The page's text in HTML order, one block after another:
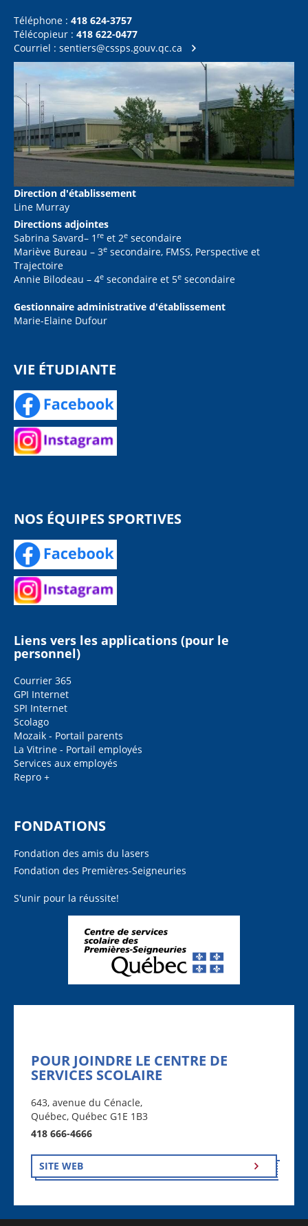
Téléphone : 418 624-3757
Télécopieur : 418 622-0477
Courriel : sentiers@cssps.gouv.qc.ca
Direction d'établissement
Line Murray
Directions adjointes
Sabrina Savard– 1 re et 2e secondaire
Mariève Bureau – 3e secondaire, FMSS, Perspective et
Trajectoire
Annie Bilodeau – 4e secondaire et 5e secondaire
Gestionnaire administrative d'établissement
Marie-Elaine Dufour
VIE ÉTUDIANTE
NOS ÉQUIPES SPORTIVES
Liens vers les applications (pour le
personnel)
Courrier 365
GPI Internet
SPI Internet
Scolago
Mozaik - Portail parents
La Vitrine - Portail employés
Services aux employés
Repro +
FONDATIONS
Fondation des amis du lasers
Fondation des Premières-Seigneuries
S'unir pour la réussite!
POUR JOINDRE LE CENTRE DE
SERVICES SCOLAIRE
643, avenue du Cénacle,
Québec, Québec G1E 1B3
418 666-4666
SITE WEB